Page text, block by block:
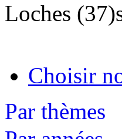
Loches (37)
Choisir
Par thèmes